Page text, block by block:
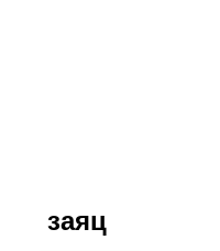
заяц